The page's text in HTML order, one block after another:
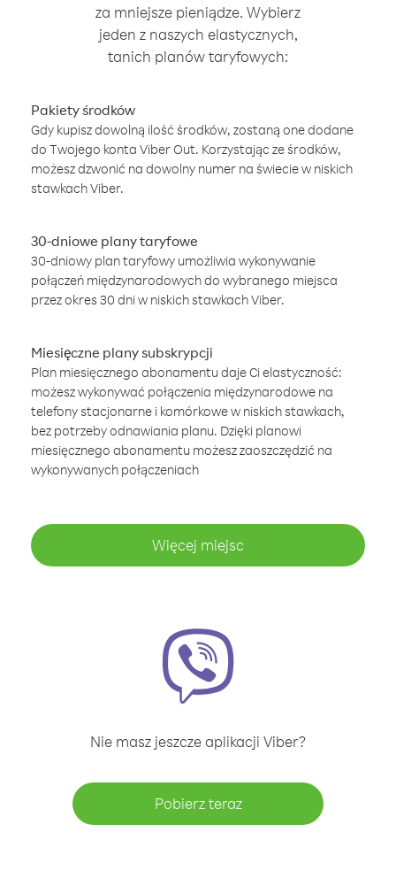
za mniejsze pieniądze. Wybierz
jeden z naszych elastycznych,
tanich planów taryfowych:
Pakiety środków
Gdy kupisz dowolną ilość środków, zostaną one dodane
do Twojego konta Viber Out. Korzystając ze środków,
możesz dzwonić na dowolny numer na świecie w niskich
stawkach Viber.
30-dniowe plany taryfowe
30-dniowy plan taryfowy umożliwia wykonywanie
połączeń międzynarodowych do wybranego miejsca
przez okres 30 dni w niskich stawkach Viber.
Miesięczne plany subskrypcji
Plan miesięcznego abonamentu daje Ci elastyczność:
możesz wykonywać połączenia międzynarodowe na
telefony stacjonarne i komórkowe w niskich stawkach,
bez potrzeby odnawiania planu. Dzięki planowi
miesięcznego abonamentu możesz zaoszczędzić na
wykonywanych połączeniach
Więcej miejsc
Nie masz jeszcze aplikacji Viber?
Pobierz teraz